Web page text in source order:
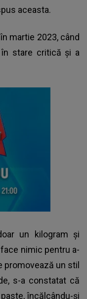
aceasta.
martie 2023, când
stare critică și a
un kilogram și
nimic pentru a-
promovează un stil
s-a constatat că
încălcându-și